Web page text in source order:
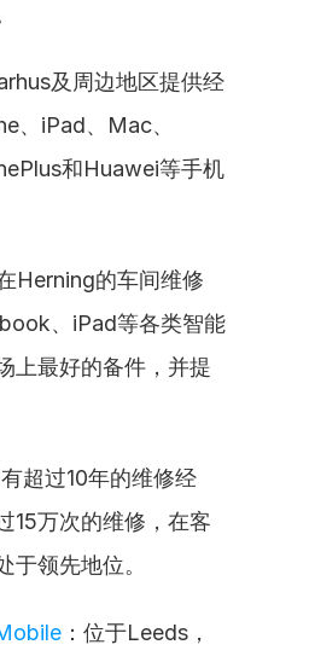
及周边地区提供经
、iPad、Mac、
和Huawei等手机
Herning的车间维修
、iPad等各类智能
上最好的备件，并提
有超过10年的维修经
15万次的维修，在客
于领先地位。
：位于Leeds，